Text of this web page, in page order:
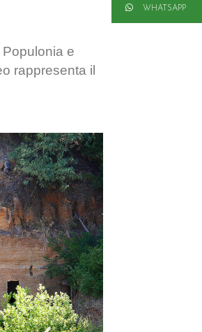
e
rappresenta il
WHATSAPP